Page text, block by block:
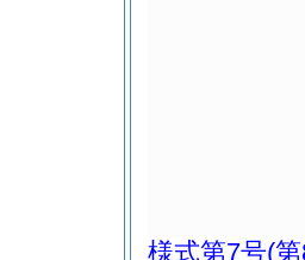
様式第7号(